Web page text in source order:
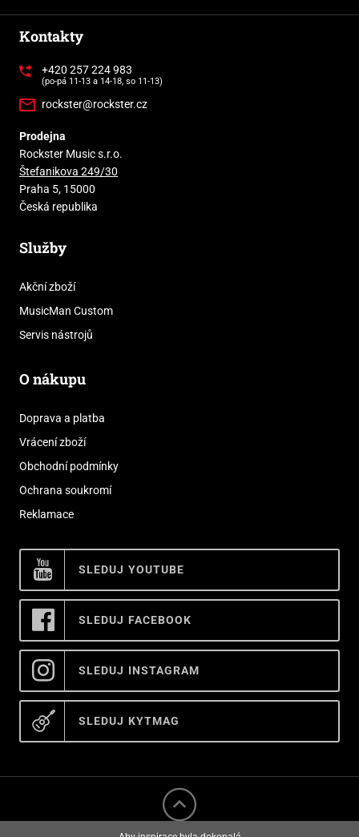
Kontakty
+420 257 224 983
(po-pá 11-13 a 14-18, so 11-13)
rockster@rockster.cz
Prodejna
Rockster Music s.r.o.
Štefanikova 249/30
Praha 5, 15000
Česká republika
Služby
Akční zboží
MusicMan Custom
Servis nástrojů
O nákupu
Doprava a platba
Vrácení zboží
Obchodní podmínky
Ochrana soukromí
Reklamace
SLEDUJ YOUTUBE
SLEDUJ FACEBOOK
SLEDUJ INSTAGRAM
SLEDUJ KYTMAG